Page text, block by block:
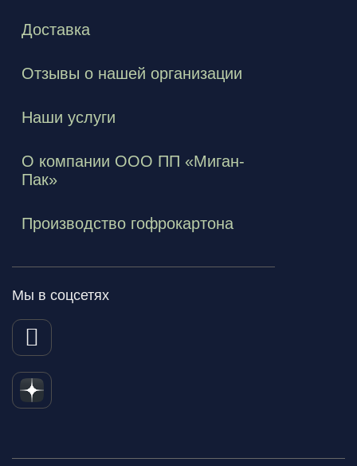
Доставка
Отзывы о нашей организации
Наши услуги
О компании ООО ПП «Миган-
Пак»
Производство гофрокартона
Мы в соцсетях